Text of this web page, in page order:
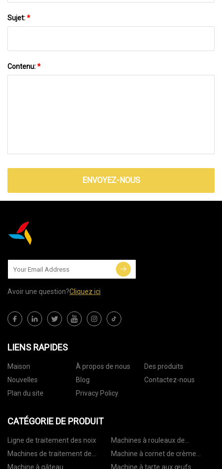
Sujet:*
Contenu:*
ENVOYEZ-NOUS
Avoir une question?Cliquez ici
LIENS RAPIDES
Maison À propos de nous
Des produits
Nouvelles
Blog
Contactez-nous
Plan du site
Privacy Policy
CATÉGORIE DE PRODUIT
Ligne de traitement des noix
Machines à rouleaux de
printemps
Machines de traitement de
pâtisserie
Machine à cornet de crème
glacée
Machine à gâteau Machine à tarte aux œufs